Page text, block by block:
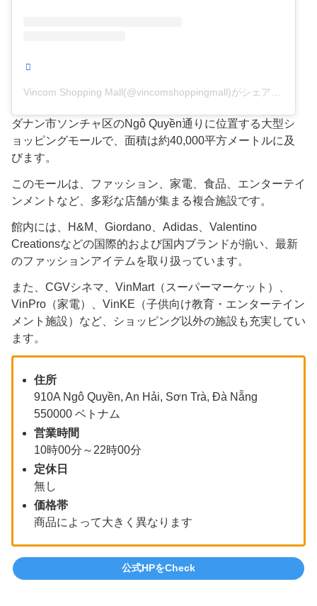
ダナン市ソンチャ区のNgô Quyền通りに位置する大型シ
ョッピングモールで、面積は約40,000平方メートルに及
びます。
このモールは、ファッション、家電、食品、エンターテイ
ンメントなど、多彩な店舗が集まる複合施設です。
館内には、H&M、Giordano、Adidas、Valentino
Creationsなどの国際的および国内ブランドが揃い、最新
のファッションアイテムを取り扱っています。
また、CGVシネマ、VinMart（スーパーマーケット）、
VinPro（家電）、VinKE（子供向け教育・エンターテイン
メント施設）など、ショッピング以外の施設も充実してい
ます。
住所
910A Ngô Quyền, An Hải, Sơn Trà, Đà Nẵng
550000 ベトナム
営業時間
10時00分～22時00分
定休日
無し
価格帯
商品によって大きく異なります
公式HPをCheck